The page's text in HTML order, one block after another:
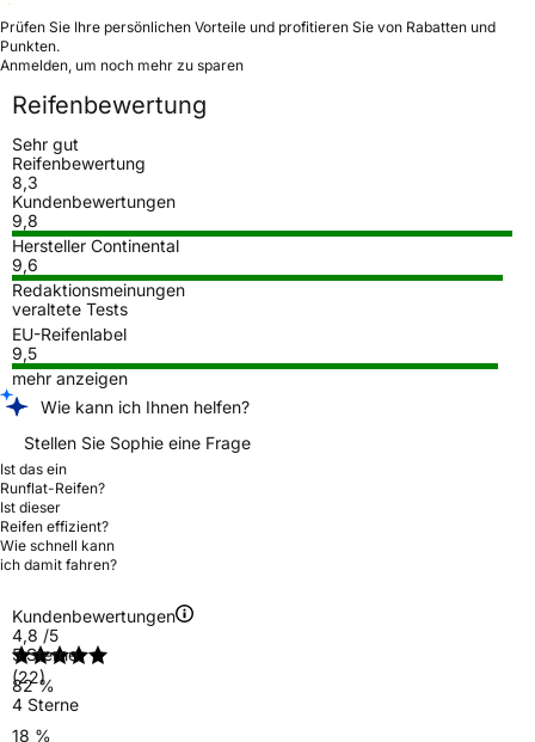
Prüfen Sie Ihre persönlichen Vorteile und profitieren Sie von Rabatten und
Punkten.
Anmelden, um noch mehr zu sparen
Reifenbewertung
Sehr gut
Reifenbewertung
8,3
Kundenbewertungen
9,8
Hersteller Continental
9,6
Redaktionsmeinungen
veraltete Tests
EU-Reifenlabel
9,5
mehr anzeigen
Wie kann ich Ihnen helfen?
Stellen Sie Sophie eine Frage
Ist das ein
Runflat-Reifen?
Ist dieser
Reifen effizient?
Wie schnell kann
ich damit fahren?
Kundenbewertungen
4,8 /5
(22)
5 Sterne
82 %
4 Sterne
18 %